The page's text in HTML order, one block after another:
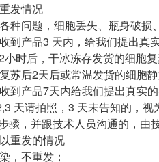
发情况
种问题，细胞丢失、瓶身破损
到产品3 天内，给我们提出真
时后，干冰冻存发货的细胞
苏后2天后或常温发货的细胞
到产品7天内给我们提出真实
天请拍照，3 天未告知的，
骤，并跟技术人员沟通的，由
重发的情况
，不重发；